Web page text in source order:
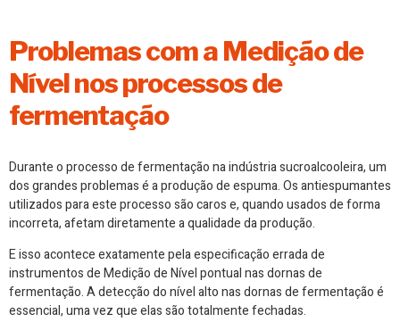
Problemas com a Medição de
Nível nos processos de
fermentação
Durante o processo de fermentação na indústria sucroalcooleira, um
dos grandes problemas é a produção de espuma. Os antiespumantes
utilizados para este processo são caros e, quando usados de forma
incorreta, afetam diretamente a qualidade da produção.
E isso acontece exatamente pela especificação errada de
instrumentos de Medição de Nível pontual nas dornas de
fermentação. A detecção do nível alto nas dornas de fermentação é
essencial, uma vez que elas são totalmente fechadas.